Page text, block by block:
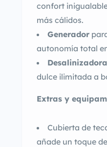
confort
más cálidos.
Generador
autonomía total
Desalinizadora
dulce ilimitada a
Extras y
Cubierta de
añade un toque